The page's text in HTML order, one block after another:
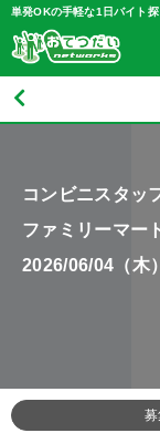
単発OKの手軽な1日バイト探
コンビニスタッ
ファミリーマー
2026/06/04（木
募